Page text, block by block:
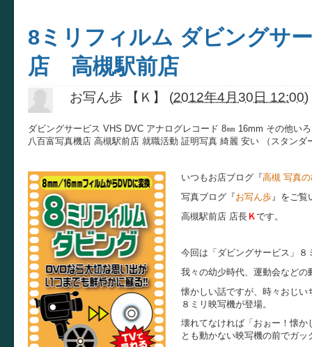
8ミリフィルム ダビングサ
店 高槻駅前店
お写ん歩 【Ｋ】 (2012年4月30日 12:00)
ダビングサービス VHS DVC アナログレコード 8㎜ 16mm その他い
八百富写真機店 高槻駅前店 就職活動 証明写真 綺麗 安い （スタンダ
いつもお店ブログ『高槻 写真
写真ブログ『お写ん歩 』をご覧
高槻駅前店 店長 Ｋ です。
今回は「ダビングサービス」
我々の幼少時代、運動会など
懐かしい話ですが、時々おじ
８ミリ映写機が登場。
壊れてなければ「おぉー！懐
とも動かない映写機の前でガ